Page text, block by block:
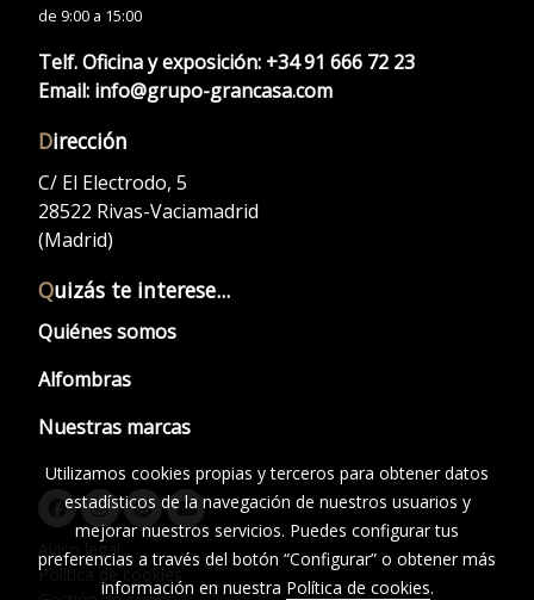
de 9:00 a 15:00
Telf. Oficina y exposición: +34 91 666 72 23
Email: info@grupo-grancasa.com
Dirección
C/ El Electrodo, 5
28522 Rivas-Vaciamadrid
(Madrid)
Quizás te interese...
Quiénes somos
Alfombras
Nuestras marcas
Aviso legal
Política de cookies
Utilizamos cookies propias y terceros para obtener datos
estadísticos de la navegación de nuestros usuarios y
mejorar nuestros servicios. Puedes configurar tus
preferencias a través del botón “Configurar” o obtener más
información en nuestra Política de cookies.